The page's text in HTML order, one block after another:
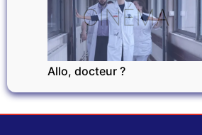
CINÉMA
Allo, docteur ?